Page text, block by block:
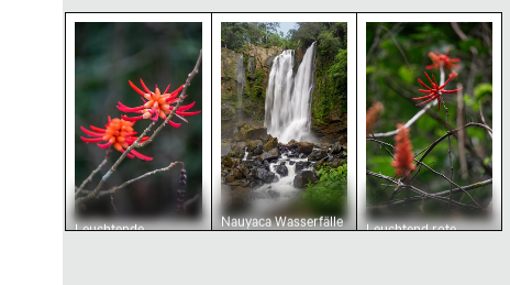
Leuchtende Korallenpflanze Blüten in
Leuchtende
Nauyaca Wasserfälle in Pérez
Nauyaca Wasserfälle
in Pérez Zeledón,
Leuchtend
Leuchtend rote